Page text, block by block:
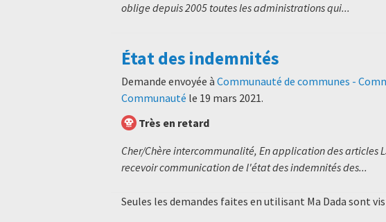
oblige depuis 2005 toutes les administrations qui...
État des indemnités
Demande envoyée à Communauté de communes -
Communauté le 19 mars 2021.
Très en retard
Cher/Chère intercommunalité, En application des articles
recevoir communication de l'état des indemnités des...
Seules les demandes faites en utilisant Ma Dada sont